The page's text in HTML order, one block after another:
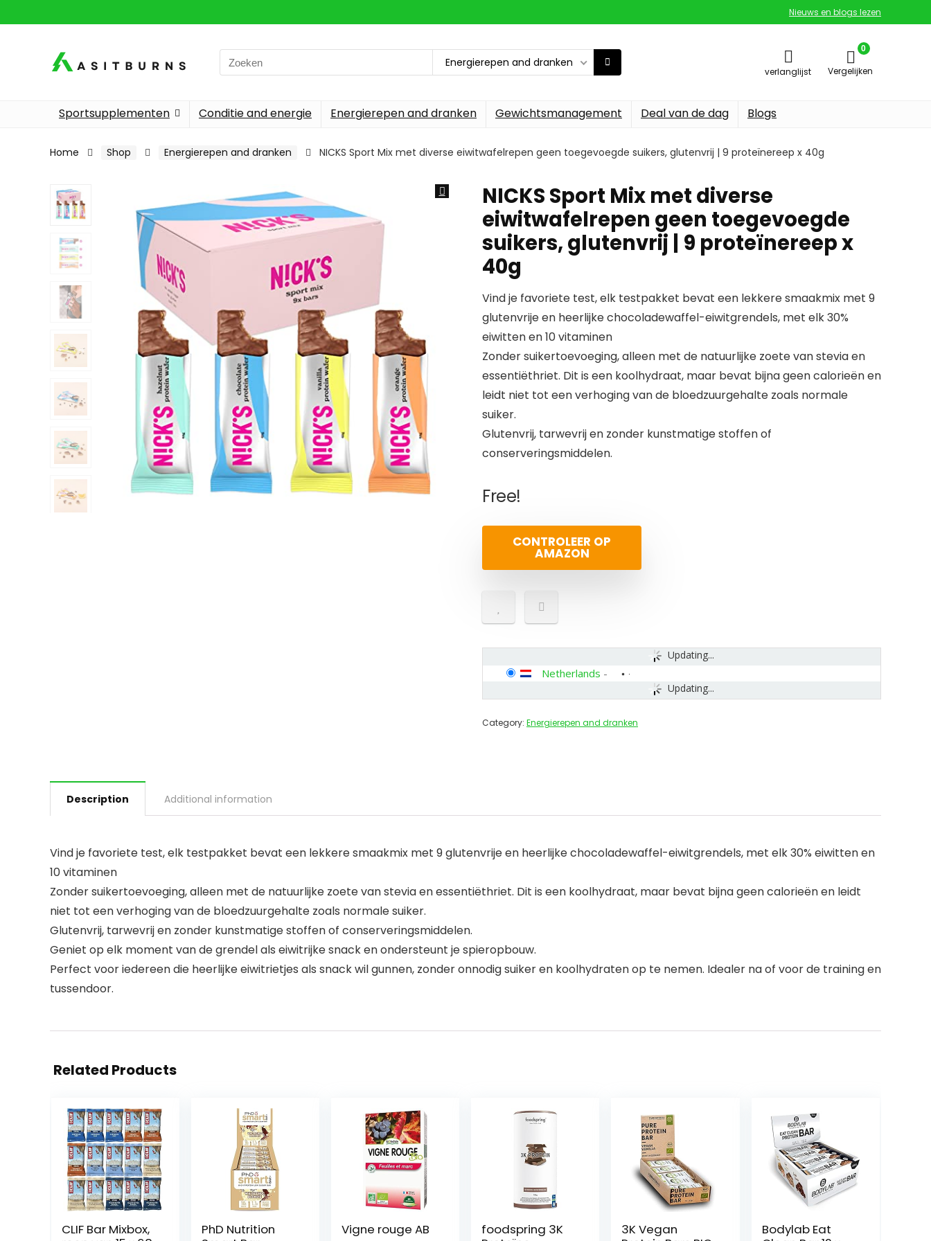
Nieuws en blogs lezen
Search
for:
Energierepen and dranken
verlanglijst
0
Vergelijken
Sportsupplementen Conditie and energie Energierepen and dranken Gewichtsmanagement Deal van de dag Blogs
Home Shop Energierepen and dranken NICKS Sport Mix met diverse eiwitwafelrepen geen toegevoegde suikers, glutenvrij | 9 proteïnereep x 40g
NICKS Sport Mix met diverse
eiwitwafelrepen geen toegevoegde
suikers, glutenvrij | 9 proteïnereep x
40g
Vind je favoriete test, elk testpakket bevat een lekkere smaakmix met 9
glutenvrije en heerlijke chocoladewaffel-eiwitgrendels, met elk 30%
eiwitten en 10 vitaminen
Zonder suikertoevoeging, alleen met de natuurlijke zoete van stevia en
essentiëthriet. Dit is een koolhydraat, maar bevat bijna geen calorieën en
leidt niet tot een verhoging van de bloedzuurgehalte zoals normale
suiker.
Glutenvrij, tarwevrij en zonder kunstmatige stoffen of
conserveringsmiddelen.
Free!
CONTROLEER OP
AMAZON
Updating...
Updating...
Netherlands -
Category: Energierepen and dranken
Description Additional information
Vind je favoriete test, elk testpakket bevat een lekkere smaakmix met 9 glutenvrije en heerlijke chocoladewaffel-eiwitgrendels, met elk 30% eiwitten en
10 vitaminen
Zonder suikertoevoeging, alleen met de natuurlijke zoete van stevia en essentiëthriet. Dit is een koolhydraat, maar bevat bijna geen calorieën en leidt
niet tot een verhoging van de bloedzuurgehalte zoals normale suiker.
Glutenvrij, tarwevrij en zonder kunstmatige stoffen of conserveringsmiddelen.
Geniet op elk moment van de grendel als eiwitrijke snack en ondersteunt je spieropbouw.
Perfect voor iedereen die heerlijke eiwitrietjes als snack wil gunnen, zonder onnodig suiker en koolhydraten op te nemen. Idealer na of voor de training en
tussendoor.
Related Products
CLIF Bar Mixbox,
PhD Nutrition
Vigne rouge AB
foodspring 3K
3K Vegan
Bodylab Eat